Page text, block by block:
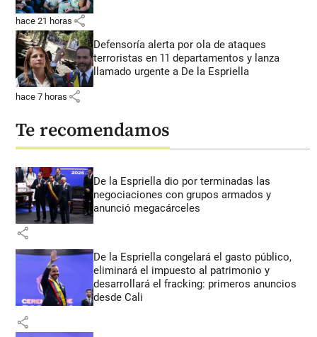
hace 21 horas share
Defensoría alerta por ola de ataques
terroristas en 11 departamentos y lanza
llamado urgente a De la Espriella
hace 7 horas share
Te recomendamos
De la Espriella dio por terminadas las
negociaciones con grupos armados y
anunció megacárceles
share
De la Espriella congelará el gasto público,
eliminará el impuesto al patrimonio y
desarrollará el fracking: primeros anuncios
desde Cali
share